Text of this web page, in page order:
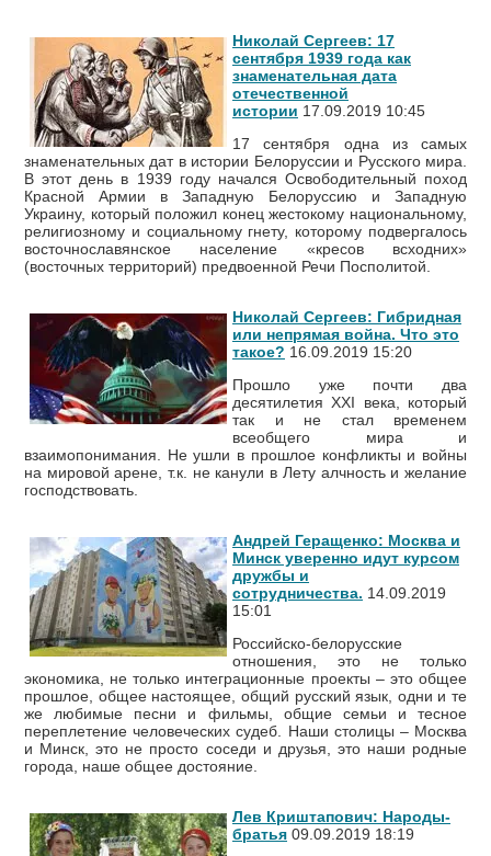
Николай Сергеев: 17
сентября 1939 года как
знаменательная дата
отечественной
истории 17.09.2019 10:45
17 сентября одна из самых
знаменательных дат в истории Белоруссии и Русского мира.
В этот день в 1939 году начался Освободительный поход
Красной Армии в Западную Белоруссию и Западную
Украину, который положил конец жестокому национальному,
религиозному и социальному гнету, которому подвергалось
восточнославянское население «кресов всходних»
(восточных территорий) предвоенной Речи Посполитой.
Николай Сергеев: Гибридная
или непрямая война. Что это
такое? 16.09.2019 15:20
Прошло уже почти два
десятилетия XXI века, который
так и не стал временем
всеобщего мира и
взаимопонимания. Не ушли в прошлое конфликты и войны
на мировой арене, т.к. не канули в Лету алчность и желание
господствовать.
Андрей Геращенко: Москва и
Минск уверенно идут курсом
дружбы и
сотрудничества. 14.09.2019
15:01
Российско-белорусские
отношения, это не только
экономика, не только интеграционные проекты – это общее
прошлое, общее настоящее, общий русский язык, одни и те
же любимые песни и фильмы, общие семьи и тесное
переплетение человеческих судеб. Наши столицы – Москва
и Минск, это не просто соседи и друзья, это наши родные
города, наше общее достояние.
Лев Криштапович: Народы-
братья 09.09.2019 18:19